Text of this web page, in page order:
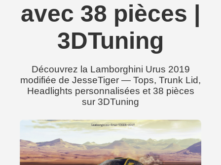
avec 38 pièces |
3DTuning
Découvrez la Lamborghini Urus 2019
modifiée de JesseTiger — Tops, Trunk Lid,
Headlights personnalisées et 38 pièces
sur 3DTuning